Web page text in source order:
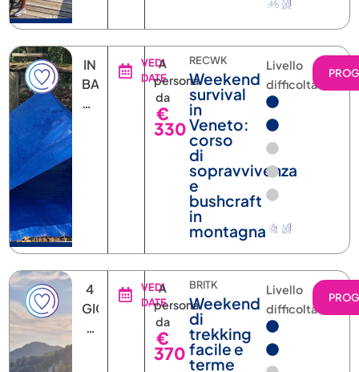
IN
BASE
ALLA
VEDI
DATE
A
persona
da
€
330
RECWK
Weekend
survival
in
Veneto:
corso
di
sopravvivenza
e
bushcraft
in
montagna
Livello
difficoltà
4
GIORNI
3
VEDI
DATE
A
persona
da
€
370
BRITK
Weekend
di
trekking
facile e
terme
Livello
difficoltà